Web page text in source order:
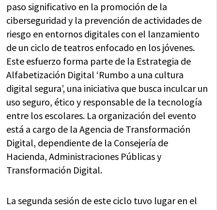
paso significativo en la promoción de la
ciberseguridad y la prevención de actividades de
riesgo en entornos digitales con el lanzamiento
de un ciclo de teatros enfocado en los jóvenes.
Este esfuerzo forma parte de la Estrategia de
Alfabetización Digital ‘Rumbo a una cultura
digital segura’, una iniciativa que busca inculcar un
uso seguro, ético y responsable de la tecnología
entre los escolares. La organización del evento
está a cargo de la Agencia de Transformación
Digital, dependiente de la Consejería de
Hacienda, Administraciones Públicas y
Transformación Digital.
La segunda sesión de este ciclo tuvo lugar en el